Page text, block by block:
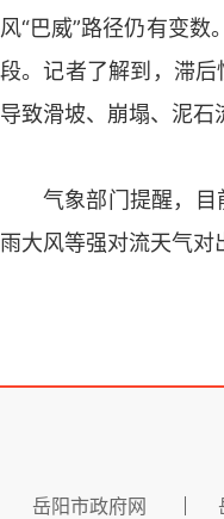
风“巴威”路径仍有变
段。记者了解到，滞
导致滑坡、崩塌、泥
气象部门提醒，
雨大风等强对流天气
岳阳市政府网